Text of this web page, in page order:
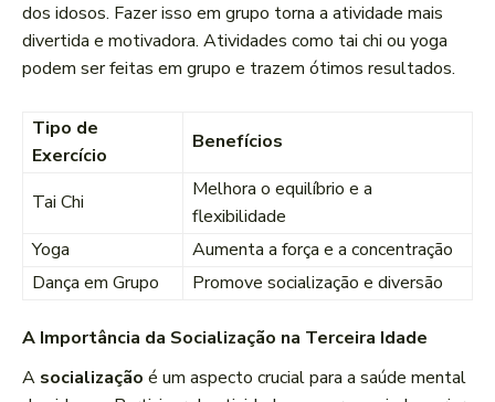
dos idosos. Fazer isso em grupo torna a atividade mais
divertida e motivadora. Atividades como tai chi ou yoga
podem ser feitas em grupo e trazem ótimos resultados.
Tipo de
Exercício
Benefícios
Tai Chi
Melhora o equilíbrio e a
flexibilidade
Yoga
Aumenta a força e a concentração
Dança em Grupo
Promove socialização e diversão
A Importância da Socialização na Terceira Idade
A socialização é um aspecto crucial para a saúde mental